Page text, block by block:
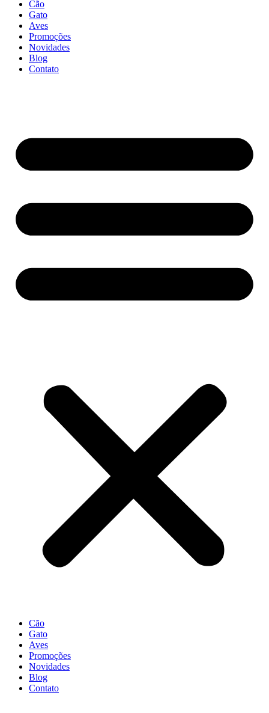
Cão
Gato
Aves
Promoções
Novidades
Blog
Contato
Cão
Gato
Aves
Promoções
Novidades
Blog
Contato